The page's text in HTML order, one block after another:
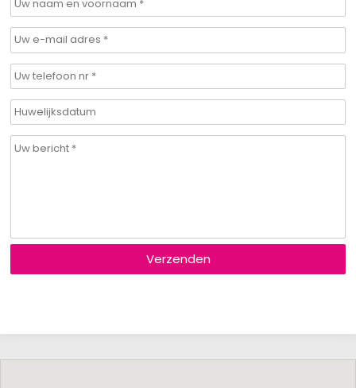
Verzenden